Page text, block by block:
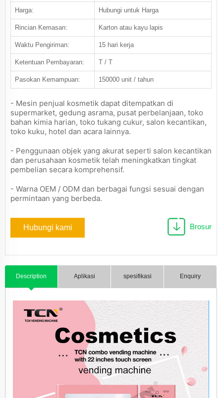
Harga: Hubungi untuk Harga
Rincian Kemasan: Karton atau kayu lapis
Waktu Pengiriman: 15 hari kerja
Ketentuan Pembayaran: T / T
Pasokan Kemampuan: 150000 unit / tahun
- Mesin penjual kosmetik dapat ditempatkan di
supermarket, gedung asrama, pusat perbelanjaan, toko
bahan kimia harian, toko tukang cukur, salon kecantikan,
toko kuku, hotel dan acara lainnya.
- Penggunaan objek yang akurat seperti salon kecantikan
dan perusahaan kosmetik telah meningkatkan tingkat
pembelian secara komprehensif.
- Warna OEM / ODM dan berbagai fungsi sesuai dengan
permintaan yang berbeda.
Hubungi kami Brosur
Description Aplikasi spesifikasi Enquiry